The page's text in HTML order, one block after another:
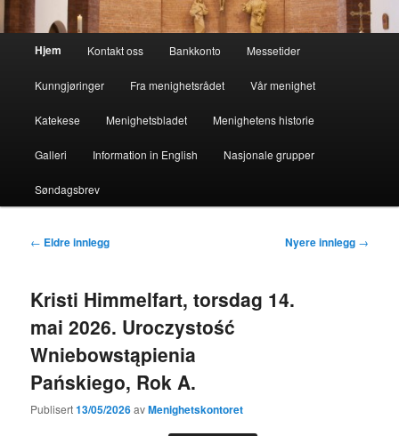
Hovedmeny
Hjem Kontakt oss Bankkonto Messetider
Kunngjøringer Fra menighetsrådet Vår menighet
Katekese Menighetsbladet Menighetens historie
Galleri Information in English Nasjonale grupper
Søndagsbrev
Innleggsnavigasjon
← Eldre innlegg Nyere innlegg →
Kristi Himmelfart, torsdag 14.
mai 2026. Uroczystość
Wniebowstąpienia
Pańskiego, Rok A.
Publisert13/05/2026avMenighetskontoret